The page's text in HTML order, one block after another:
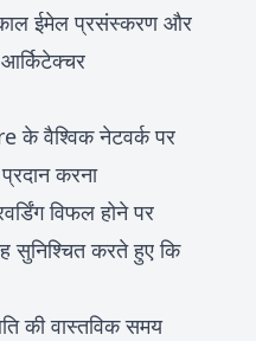
ईमेल प्रसंस्करण और
के वैश्विक नेटवर्क पर
करना
विफल होने पर
सुनिश्चित करते हुए कि
की वास्तविक समय